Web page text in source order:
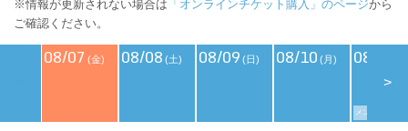
※情報が更新されない場合は 「オンラインチケット購入」のページから
ご確認ください。
08/07 (金) 08/08 (土) 08/09 (日) 08/10 (月) 08/11
メンバーズデイ
>